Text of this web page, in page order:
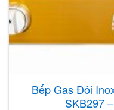
Bếp Gas Đôi
SKB297